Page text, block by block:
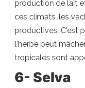
production de lait
ces climats, les
productives. C'est
l'herbe peut
tropicales sont
6- Selva